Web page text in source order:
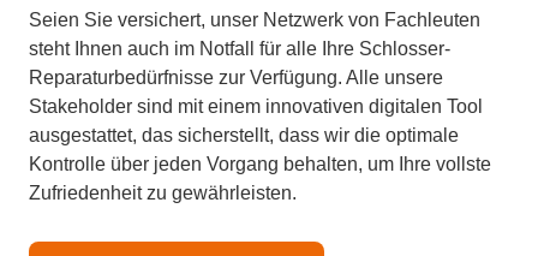
Seien Sie versichert, unser Netzwerk von Fachleuten
steht Ihnen auch im Notfall für alle Ihre Schlosser-
Reparaturbedürfnisse zur Verfügung. Alle unsere
Stakeholder sind mit einem innovativen digitalen Tool
ausgestattet, das sicherstellt, dass wir die optimale
Kontrolle über jeden Vorgang behalten, um Ihre vollste
Zufriedenheit zu gewährleisten.